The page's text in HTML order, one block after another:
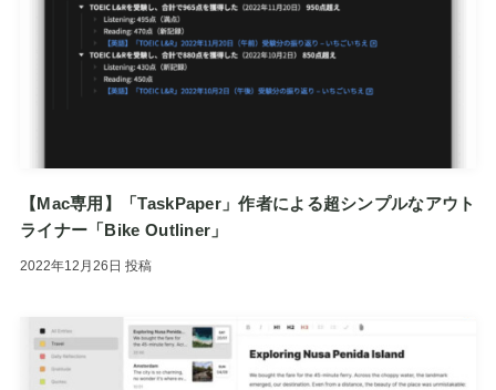
【Mac専用】「TaskPaper」作者による超シンプルなアウト
ライナー「Bike Outliner」
2022年12月26日 投稿